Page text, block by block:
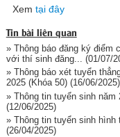
Xem tại đây
Tin bài liên quan
» Thông báo đăng ký điểm
với thí sinh đăng...
(01/07/
» Thông báo xét tuyển
2025 (Khóa 50)(16/06/2025)
» Thông tin tuyển sinh
(12/06/2025)
» Thông tin tuyển sinh
(26/04/2025)